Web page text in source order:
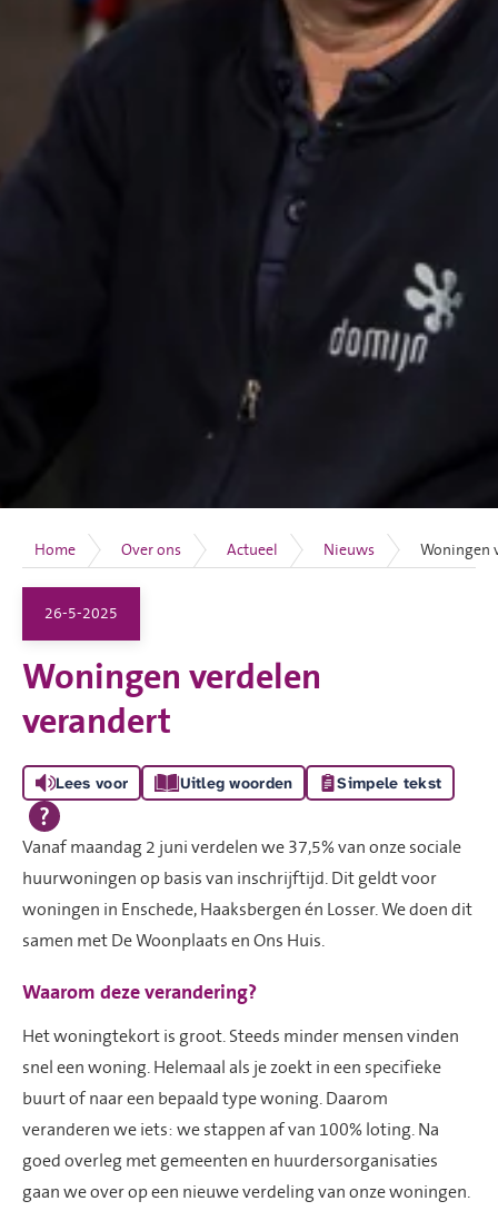
Home Over ons Actueel Nieuws Woningen
Woningen verdelen
verandert
Lees voor Uitleg woorden Simpele tekst
26-5-2025
Vanaf maandag 2 juni verdelen we 37,5% van onze sociale
huurwoningen op basis van inschrijftijd. Dit geldt voor
woningen in Enschede, Haaksbergen én Losser. We doen dit
samen met De Woonplaats en Ons Huis.
Waarom deze verandering?
Het woningtekort is groot. Steeds minder mensen vinden
snel een woning. Helemaal als je zoekt in een specifieke
buurt of naar een bepaald type woning. Daarom
veranderen we iets: we stappen af van 100% loting. Na
goed overleg met gemeenten en huurdersorganisaties
gaan we over op een nieuwe verdeling van onze woningen.